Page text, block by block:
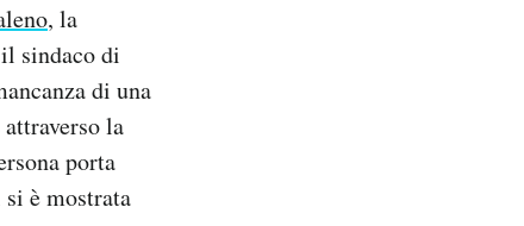
, la
sindaco di
di una
la
porta
è mostrata